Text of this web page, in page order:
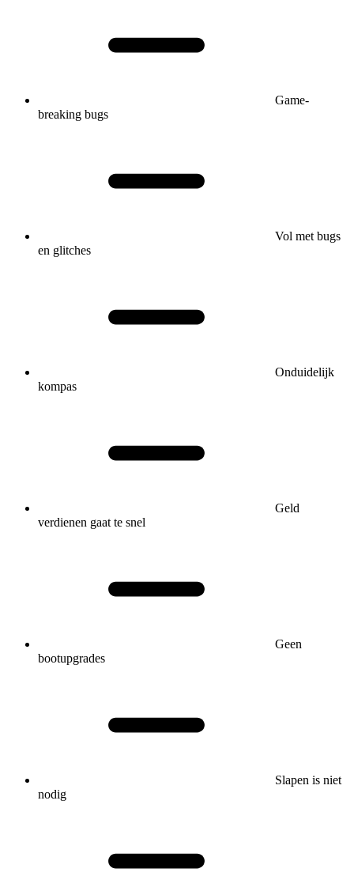
Game-
breaking bugs
Vol met bugs
en glitches
Onduidelijk
kompas
Geld
verdienen gaat te snel
Geen
bootupgrades
Slapen is niet
nodig